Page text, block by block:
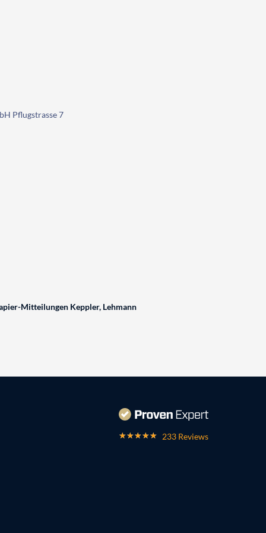
Pflugstrasse 7
Mitteilungen Keppler, Lehmann
233 Reviews